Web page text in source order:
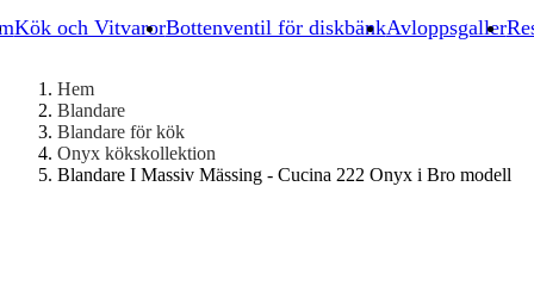
Kök och VitvarorBottenventil för diskbänkAvloppsgaller
Hem
Blandare
Blandare för kök
Onyx kökskollektion
Blandare I Massiv Mässing - Cucina 222 Onyx i Bro modell